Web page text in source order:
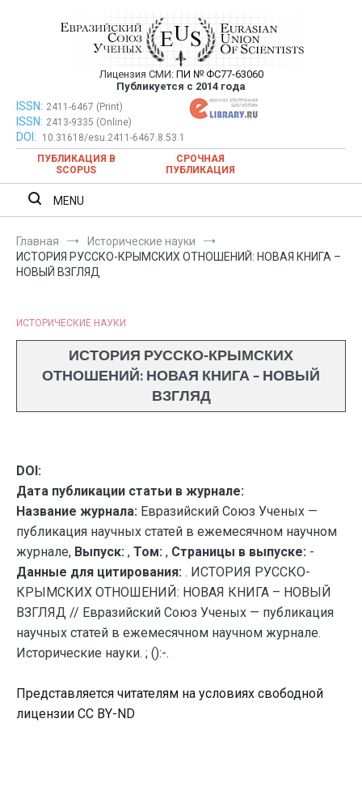
Евразийский Союз Ученых —
публикация научных статей в
ежемесячном научном журнале
Лицензия СМИ: ПИ № ФС77-63060
Публикуется с 2014 года
Евразийский Союз Ученых — публикация научных статей в
ежемесячном научном журнале
ISSN: 2411-6467 (Print)
ISSN: 2413-9335 (Online)
DOI:
10.31618/esu.2411-6467.8.53.1
ПУБЛИКАЦИЯ В
SCOPUS
СРОЧНАЯ
ПУБЛИКАЦИЯ
MENU
Главная
Исторические науки
ИСТОРИЯ РУССКО-КРЫМСКИХ ОТНОШЕНИЙ: НОВАЯ КНИГА –
НОВЫЙ ВЗГЛЯД
ИСТОРИЧЕСКИЕ НАУКИ
ИСТОРИЯ РУССКО-КРЫМСКИХ
ОТНОШЕНИЙ: НОВАЯ КНИГА – НОВЫЙ
ВЗГЛЯД
DOI:
Дата публикации статьи в журнале:
Название журнала: Евразийский Союз Ученых —
публикация научных статей в ежемесячном научном
журнале, Выпуск: , Том: , Страницы в выпуске: -
Данные для цитирования: . ИСТОРИЯ РУССКО-
КРЫМСКИХ ОТНОШЕНИЙ: НОВАЯ КНИГА – НОВЫЙ
ВЗГЛЯД // Евразийский Союз Ученых — публикация
научных статей в ежемесячном научном журнале.
Исторические науки. ; ():-.
Представляется читателям на условиях свободной
лицензии CC BY-ND